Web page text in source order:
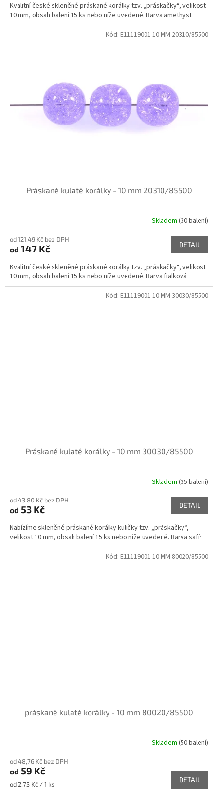
Kvalitní české skleněné práskané korálky tzv. „práskačky“, velikost
10 mm, obsah balení 15 ks nebo níže uvedené. Barva amethyst
Práskané kulaté korálky - 10 mm 20310/85500
Skladem (30 balení)
od 121,49 Kč bez DPH
od 147 Kč DETAIL
Kvalitní české skleněné práskané korálky tzv. „práskačky“, velikost
10 mm, obsah balení 15 ks nebo níže uvedené. Barva fialková
Kód: E11119001 10 MM 20310/85500
Práskané kulaté korálky - 10 mm 30030/85500
Skladem (35 balení)
od 43,80 Kč bez DPH
od 53 Kč DETAIL
Nabízíme skleněné práskané korálky kuličky tzv. „práskačky“,
velikost 10 mm, obsah balení 15 ks nebo níže uvedené. Barva safír
Kód: E11119001 10 MM 30030/85500
práskané kulaté korálky - 10 mm 80020/85500
Skladem (50 balení)
od 48,76 Kč bez DPH
od 59 Kč
Měrná
od 2,75 Kč / 1 ks
DETAIL
Kód: E11119001 10 MM 80020/85500